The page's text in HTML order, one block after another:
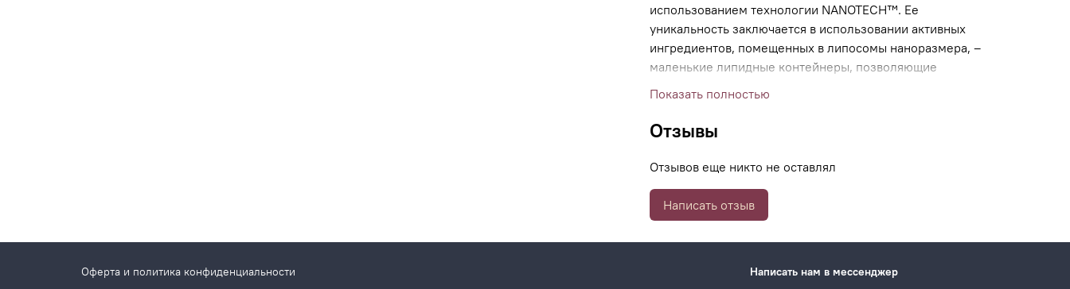
использованием технологии NANOTECH™. Ее
уникальность заключается в использовании активных
ингредиентов, помещенных в липосомы наноразмера, –
маленькие липидные контейнеры, позволяющие
компонентам в кратчайшие сроки проникать в глубокие
средства.
Показать полностью
Отзывы
Отзывов еще никто не оставлял
Написать отзыв
Оферта и политика конфиденциальности
Написать нам в мессенджер